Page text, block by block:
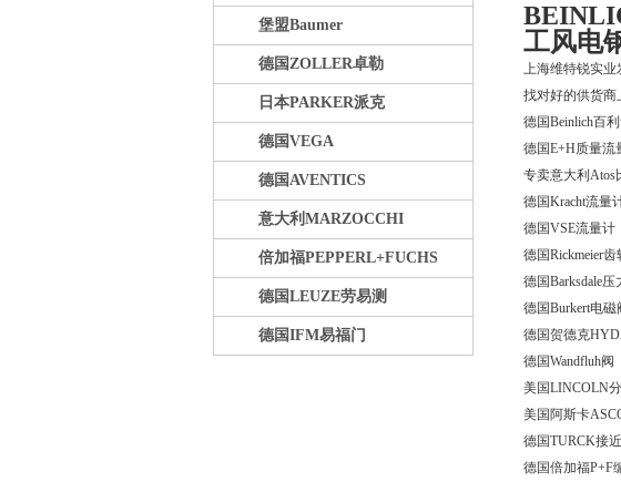
堡盟Baumer
德国ZOLLER卓勒
日本PARKER派克
德国VEGA
德国AVENTICS
意大利MARZOCCHI
倍加福PEPPERL+FUCHS
德国LEUZE劳易测
德国IFM易福门
工风电
上海维特锐实业
找对好的供货商
德国Beinlich百
德国E+H质量流
专卖意大利Atos
德国Kracht流量
德国VSE流量计
德国Rickmeier
德国Barksdale压
德国Burkert电磁
德国贺德克
德国Wandfluh阀
美国LINCOLN
美国阿斯卡
德国TURCK接
德国倍加福P+F